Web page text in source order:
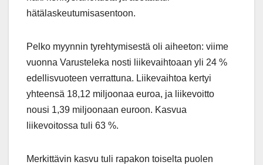
hätälaskeutumisasentoon.
Pelko myynnin tyrehtymisestä oli aiheeton: viime
vuonna Varusteleka nosti liikevaihtoaan yli 24 %
edellisvuoteen verrattuna. Liikevaihtoa kertyi
yhteensä 18,12 miljoonaa euroa, ja liikevoitto
nousi 1,39 miljoonaan euroon. Kasvua
liikevoitossa tuli 63 %.
Merkittävin kasvu tuli rapakon toiselta puolen